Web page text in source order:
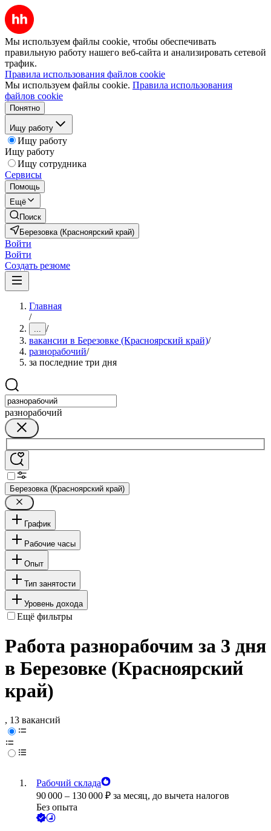
Мы используем файлы cookie, чтобы обеспечивать
правильную работу нашего веб-сайта и анализировать сетевой
трафик.
Правила использования файлов cookie
Мы используем файлы cookie. Правила использования
файлов cookie
Понятно
Ищу работу
Ищу работу
Ищу работу
Ищу сотрудника
Сервисы
Помощь
Ещё
Поиск
Березовка (Красноярский край)
Войти
Войти
Создать резюме
Главная
/
... /
вакансии в Березовке (Красноярский край)/
разнорабочий/
за последние три дня
разнорабочий
Березовка (Красноярский край)
График
Рабочие часы
Опыт
Тип занятости
Уровень дохода
Ещё фильтры
Работа разнорабочим за 3 дня
в Березовке (Красноярский
край)
, 13 вакансий
Рабочий склада
90 000 – 130 000 ₽ за месяц, до вычета налогов
Без опыта